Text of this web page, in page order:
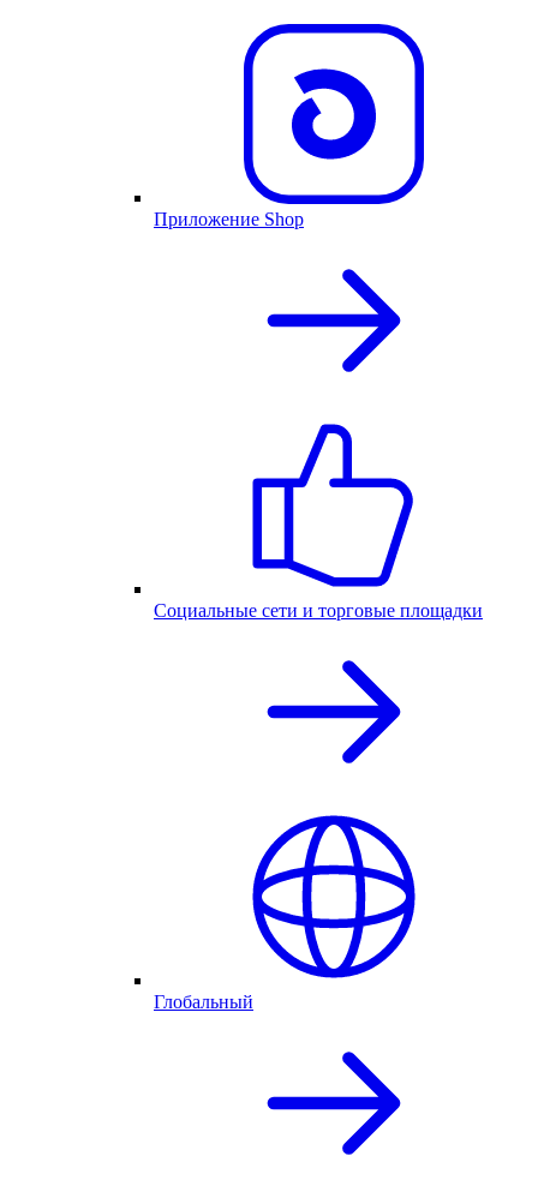
Приложение Shop
Социальные сети и торговые площадки
Глобальный